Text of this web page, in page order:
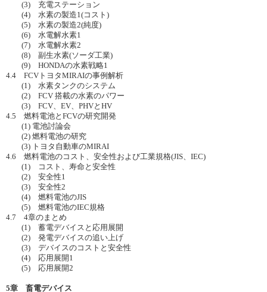
(3) 充電ステーション
(4) 水素の製造1(コスト)
(5) 水素の製造2(純度)
(6) 水電解水素1
(7) 水電解水素2
(8) 副生水素(ソーダ工業)
(9) HONDAの水素戦略1
4.4 FCVトヨタMIRAIの事例解析
(1) 水素タンクのシステム
(2) FCV 搭載の水素のパワー
(3) FCV、EV、PHVとHV
4.5 燃料電池とFCVの研究開発
(1) 電池討論会
(2) 燃料電池の研究
(3) トヨタ自動車のMIRAI
4.6 燃料電池のコスト、安全性および工業規格(JIS、IEC)
(1) コスト、寿命と安全性
(2) 安全性1
(3) 安全性2
(4) 燃料電池のJIS
(5) 燃料電池のIEC規格
4.7 4章のまとめ
(1) 蓄電デバイスと応用展開
(2) 発電デバイスの追い上げ
(3) デバイスのコストと安全性
(4) 応用展開1
(5) 応用展開2
5章 畜電デバイス